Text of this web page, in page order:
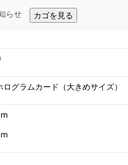
らせ
グラムカード （大きめサイズ）